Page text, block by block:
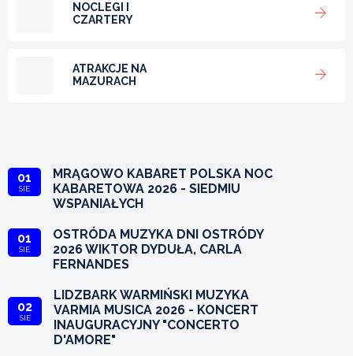
NOCLEGI I
CZARTERY
ATRAKCJE NA
MAZURACH
01
SIE
MRĄGOWO KABARET POLSKA NOC
KABARETOWA 2026 - SIEDMIU
WSPANIAŁYCH
01
SIE
OSTRÓDA MUZYKA DNI OSTRÓDY
2026 WIKTOR DYDUŁA, CARLA
FERNANDES
02
SIE
LIDZBARK WARMIŃSKI MUZYKA
VARMIA MUSICA 2026 - KONCERT
INAUGURACYJNY "CONCERTO
D'AMORE"